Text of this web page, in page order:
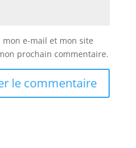
e-mail et mon site
prochain commentaire.